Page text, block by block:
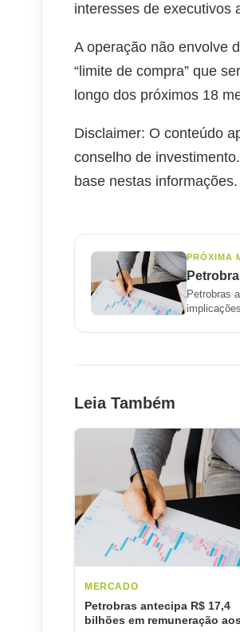
interesses de executivos
A operação não envolve
“limite de compra” que
longo dos próximos 18
Disclaimer: O conteúdo
conselho de
base nestas informações.
PRÓXIMA
Petrobras
Leia Também
MERCADO
Petrobras antecipa R$ 17,4
bilhões em remuneração aos